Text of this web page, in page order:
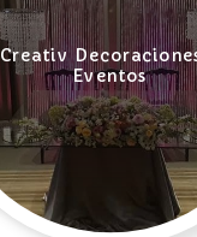
Creativ
Eventos